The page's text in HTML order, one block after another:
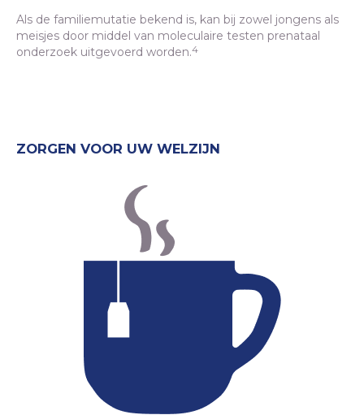
Als de familiemutatie bekend is, kan bij zowel jongens als
meisjes door middel van moleculaire testen prenataal
onderzoek uitgevoerd worden.4
ZORGEN VOOR UW WELZIJN